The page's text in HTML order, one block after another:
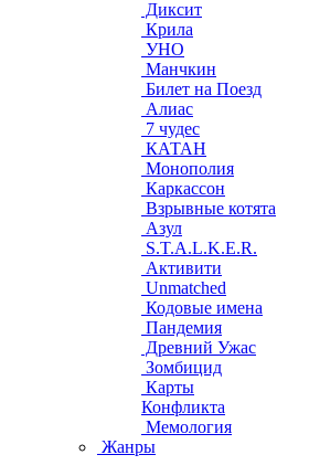
Диксит
Крила
УНО
Манчкин
Билет на Поезд
Алиас
7 чудес
КАТАН
Монополия
Каркассон
Взрывные котята
Азул
S.T.A.L.K.E.R.
Активити
Unmatched
Кодовые имена
Пандемия
Древний Ужас
Зомбицид
Карты
Конфликта
Мемология
Жанры